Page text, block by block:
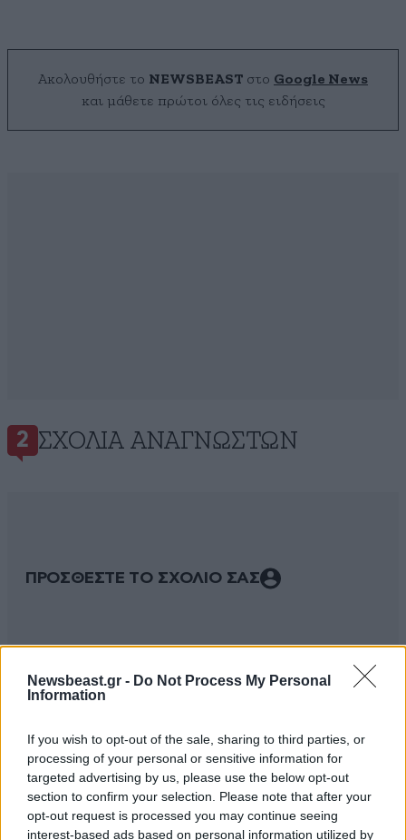
Newsbeast.gr - Do Not Process My Personal
Information
If you wish to opt-out of the sale, sharing to third parties, or
processing of your personal or sensitive information for
targeted advertising by us, please use the below opt-out
section to confirm your selection. Please note that after your
opt-out request is processed you may continue seeing
interest-based ads based on personal information utilized by
Ακολουθήστε το NEWSBEAST στο Google News
και μάθετε πρώτοι όλες τις ειδήσεις
2 ΣΧΌΛΙΑ ΑΝΑΓΝΩΣΤΏΝ
ΠΡΟΣΘΕΣΤΕ ΤΟ ΣΧΟΛΙΟ ΣΑΣ
Xαρακτήρες: 0/1000
Διαβάστε και ακολουθήστε τους κανόνες σχολιασμού